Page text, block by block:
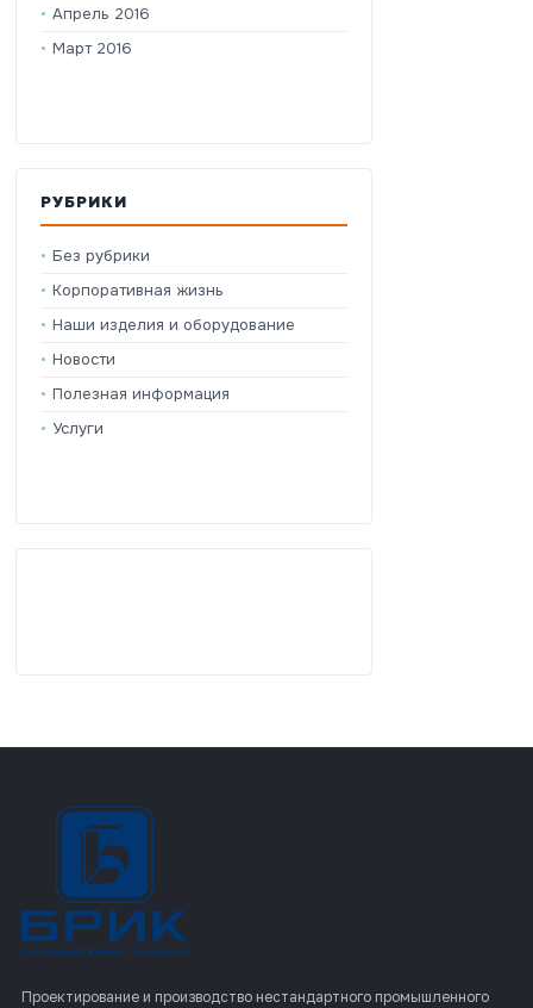
Апрель 2016
Март 2016
РУБРИКИ
Без рубрики
Корпоративная жизнь
Наши изделия и оборудование
Новости
Полезная информация
Услуги
Проектирование и производство нестандартного промышленного